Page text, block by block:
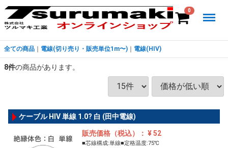
0
全ての商品 電線(切り売り・販売単位1m〜) 電線(HIV)
8件の商品があります。
ケーブル HIV 単線 1.0? 白 (田中電線)
販売価格（税込）： ¥ 52
■芯線構成:単線■定格温度:75℃